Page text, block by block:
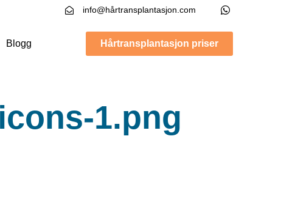
info@hårtransplantasjon.com
Blogg Hårtransplantasjon priser
1.png